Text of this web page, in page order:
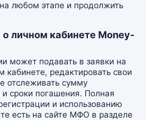
любом этапе и продолжить
личном кабинете Money-
может подавать в заявки на
кабинете, редактировать свои
отслеживать сумму
сроки погашения. Полная
и использованию
есть на сайте МФО в разделе